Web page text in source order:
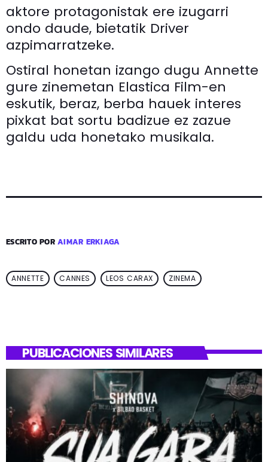
aktore protagonistak ere izugarri
ondo daude, bietatik Driver
azpimarratzeke.
Ostiral honetan izango dugu Annette
gure zinemetan Elastica Film-en
eskutik, beraz, berba hauek interes
pixkat bat sortu badizue ez zazue
galdu uda honetako musikala.
ESCRITO PORAIMAR ERKIAGA
ANNETTE CANNES LEOS CARAX ZINEMA
PUBLICACIONES SIMILARES